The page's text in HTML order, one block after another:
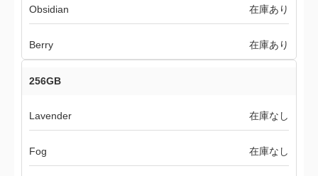
Obsidian 在庫あり
Berry 在庫あり
256GB
Lavender 在庫なし
Fog 在庫なし